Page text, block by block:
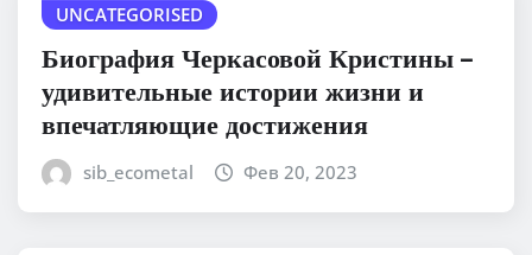
UNCATEGORISED
Биография Черкасовой Кристины –
удивительные истории жизни и
впечатляющие достижения
sib_ecometal Фев 20, 2023